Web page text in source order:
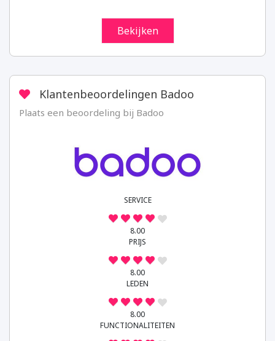
Bekijken
Klantenbeoordelingen Badoo
Plaats een beoordeling bij Badoo
SERVICE
8.00
PRIJS
8.00
LEDEN
8.00
FUNCTIONALITEITEN